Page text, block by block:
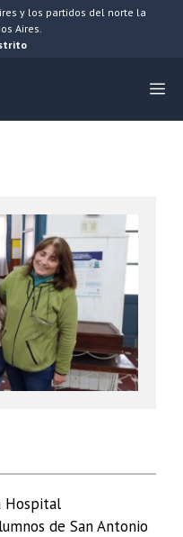
y los partidos del norte la
Aires.
Hospital
de San Antonio